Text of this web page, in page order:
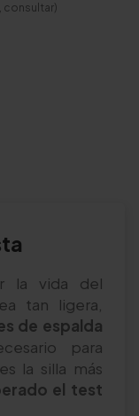
consultar)
la vida del
tan ligera,
de espalda
para
la silla más
el test